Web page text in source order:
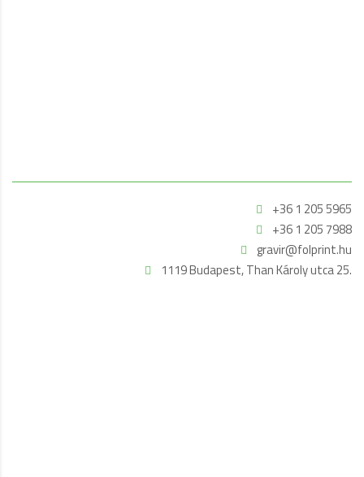
+36 1 205 5965
+36 1 205 7988
gravir@folprint.hu
1119 Budapest, Than Károly utca 25.